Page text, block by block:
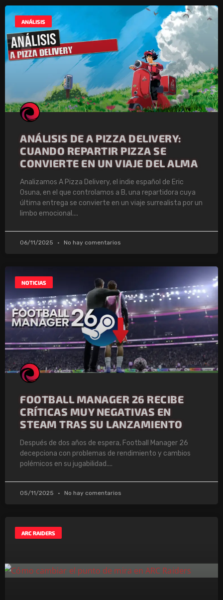
ANÁLISIS
ANÁLISIS DE A PIZZA DELIVERY:
CUANDO REPARTIR PIZZA SE
CONVIERTE EN UN VIAJE DEL ALMA
Analizamos A Pizza Delivery, el indie español de Eric
Osuna, en el que controlamos a B, una repartidora cuya
última entrega se convierte en un viaje surrealista por un
limbo emocional.
06/11/2025 No hay comentarios
NOTICIAS
FOOTBALL MANAGER 26 RECIBE
CRÍTICAS MUY NEGATIVAS EN
STEAM TRAS SU LANZAMIENTO
Después de dos años de espera, Football Manager 26
decepciona con problemas de rendimiento y cambios
polémicos en su jugabilidad.
05/11/2025 No hay comentarios
ARC RAIDERS